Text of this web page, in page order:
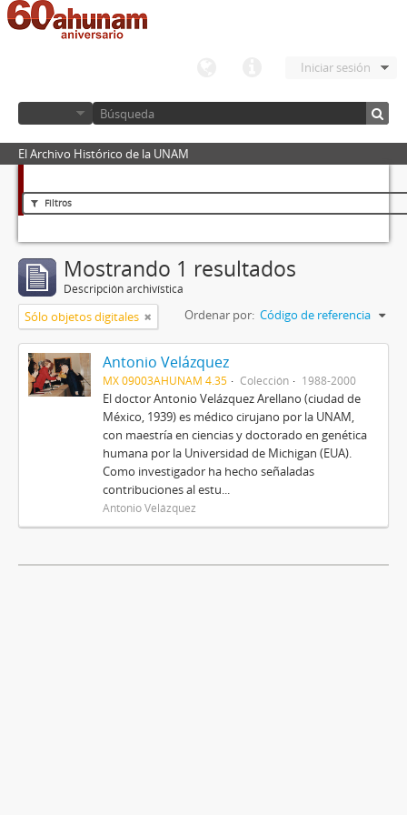
Iniciar sesión
El Archivo Histórico de la UNAM
Filtros
Mostrando 1 resultados
Descripción archivística
Sólo objetos digitales Ordenar por: Código de referencia
Antonio Velázquez
MX 09003AHUNAM 4.35 Colección 1988-2000
El doctor Antonio Velázquez Arellano (ciudad de
México, 1939) es médico cirujano por la UNAM,
con maestría en ciencias y doctorado en genética
humana por la Universidad de Michigan (EUA).
Como investigador ha hecho señaladas
contribuciones al estu...
Antonio Velázquez